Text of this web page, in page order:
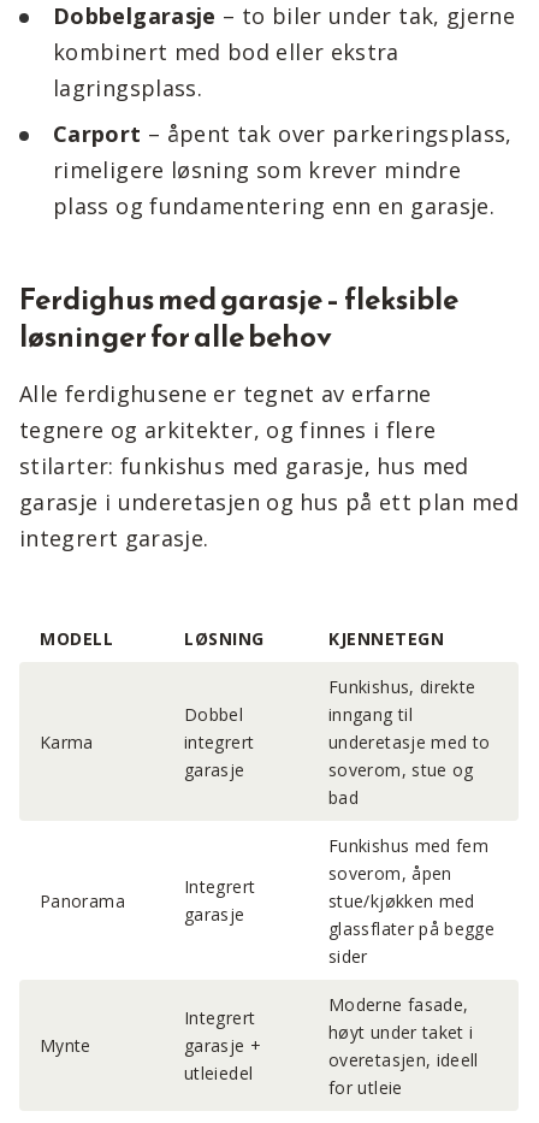
Dobbelgarasje – to biler under tak, gjerne
kombinert med bod eller ekstra
lagringsplass.
Carport – åpent tak over parkeringsplass,
rimeligere løsning som krever mindre
plass og fundamentering enn en garasje.
Ferdighus med garasje – fleksible
løsninger for alle behov
Alle ferdighusene er tegnet av erfarne
tegnere og arkitekter, og finnes i flere
stilarter: funkishus med garasje, hus med
garasje i underetasjen og hus på ett plan med
integrert garasje.
MODELL LØSNING KJENNETEGN
Karma
Dobbel
integrert
garasje
Funkishus, direkte
inngang til
underetasje med to
soverom, stue og
bad
Panorama
Integrert
garasje
Funkishus med fem
soverom, åpen
stue/kjøkken med
glassflater på begge
sider
Mynte
Integrert
garasje +
utleiedel
Moderne fasade,
høyt under taket i
overetasjen, ideell
for utleie